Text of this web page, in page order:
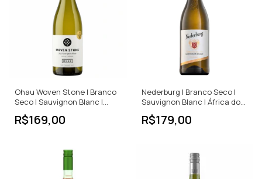
Ohau Woven Stone | Branco
Seco | Sauvignon Blanc |
Nova Zelândia | 750ml
R$169,00
Nederburg | Branco Seco |
Sauvignon Blanc | África do
Sul | 750ml
R$179,00